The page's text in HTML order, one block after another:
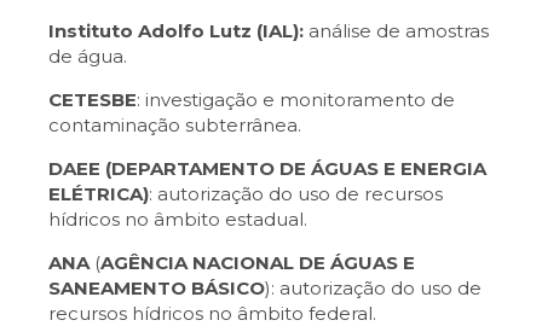
Instituto Adolfo Lutz (IAL): análise de amostras
de água.
CETESBE: investigação e monitoramento de
contaminação subterrânea.
DAEE (DEPARTAMENTO DE ÁGUAS E ENERGIA
ELÉTRICA): autorização do uso de recursos
hídricos no âmbito estadual.
ANA (AGÊNCIA NACIONAL DE ÁGUAS E
SANEAMENTO BÁSICO): autorização do uso de
recursos hídricos no âmbito federal.